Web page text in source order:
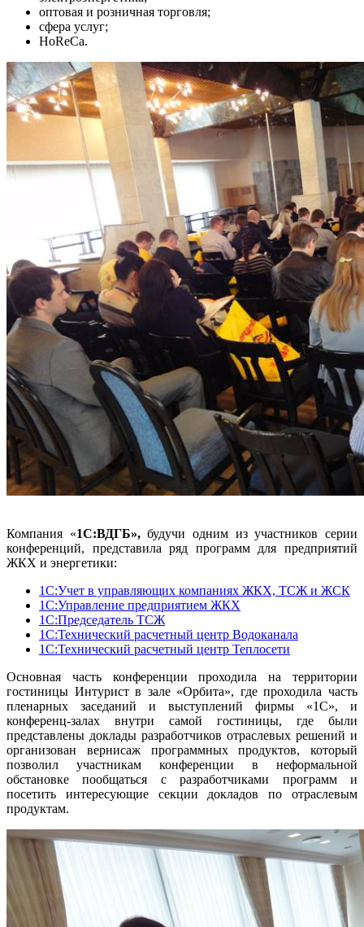
оптовая и розничная торговля;
сфера услуг;
HoReCa.
Компания «1С:ВДГБ»,будучи одним из участников серии
конференций, представила ряд программ для предприятий
ЖКХ и энергетики:
1С:Учет в управляющих компаниях ЖКХ, ТСЖ и ЖСК
1С:Управление предприятием ЖКХ
1С:Председатель ТСЖ
1С:Технический расчетный центр Водоканала
1С:Технический расчетный центр Теплосети
Основная часть конференции проходила на территории
гостиницы Интурист в зале «Орбита», где проходила часть
пленарных заседаний и выступлений фирмы «1С», и
конференц-залах внутри самой гостиницы, где были
представлены доклады разработчиков отраслевых решений и
организован вернисаж программных продуктов, который
позволил участникам конференции в неформальной
обстановке пообщаться с разработчиками программ и
посетить интересующие секции докладов по отраслевым
продуктам.